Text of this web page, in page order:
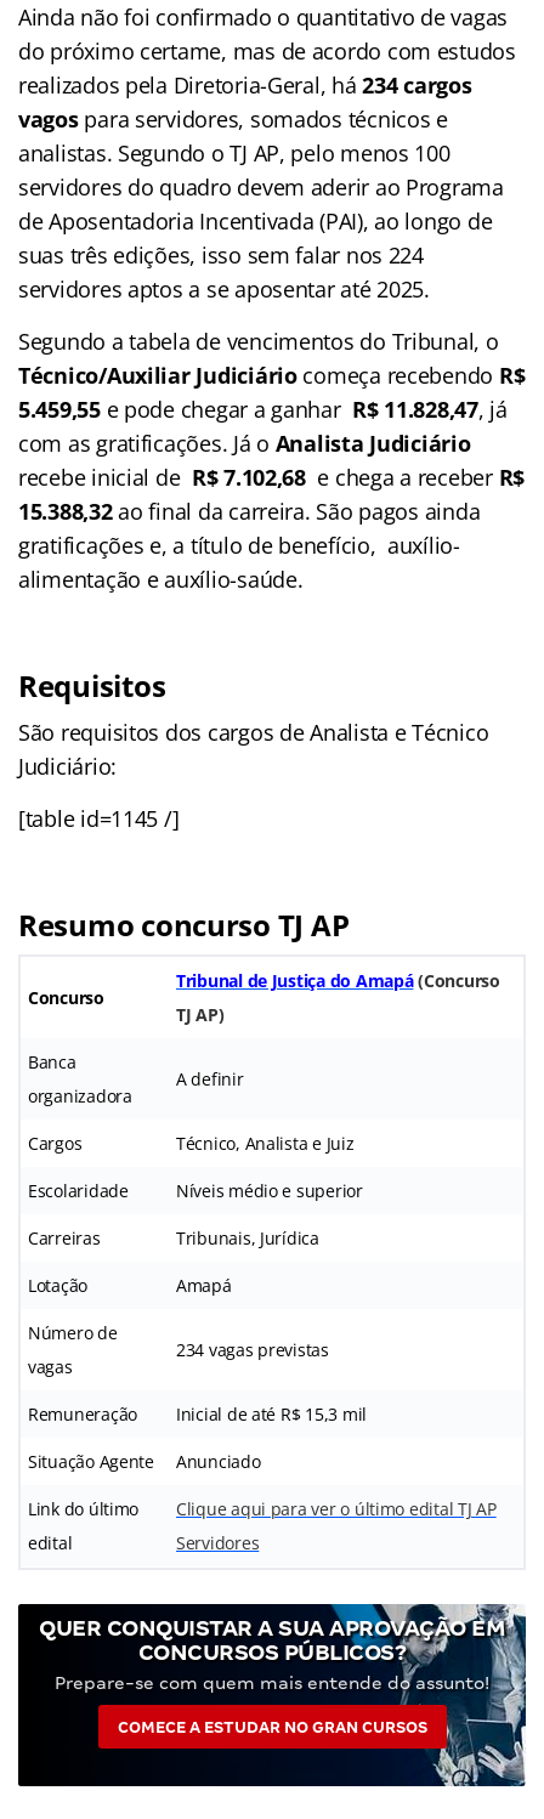
Ainda não foi confirmado o quantitativo de vagas
do próximo certame, mas de acordo com estudos
realizados pela Diretoria-Geral, há234 cargos
vagospara servidores, somados técnicos e
analistas. Segundo o TJ AP, pelo menos 100
servidores do quadro devem aderir ao Programa
de Aposentadoria Incentivada (PAI), ao longo de
suas três edições, isso sem falar nos 224
servidores aptos a se aposentar até 2025.
Segundo a tabela de vencimentos do Tribunal, o
Técnico/Auxiliar Judiciáriocomeça recebendo R$
5.459,55e pode chegar a ganhar R$ 11.828,47, já
com as gratificações. Já o Analista Judiciário
recebe inicial de R$ 7.102,68 e chega a receber R$
15.388,32ao final da carreira. São pagos ainda
gratificações e, a título de benefício, auxílio-
alimentação e auxílio-saúde.
Requisitos
São requisitos dos cargos de Analista e Técnico
Judiciário:
[table id=1145 /]
Resumo concurso TJ AP
Concurso
Tribunal de Justiça do Amapá(Concurso
TJ AP)
Banca
organizadora
A definir
Cargos Técnico, Analista e Juiz
Escolaridade Níveis médio e superior
Carreiras Tribunais, Jurídica
Lotação Amapá
Número de
vagas
234 vagas previstas
Remuneração Inicial de até R$ 15,3 mil
Situação Agente Anunciado
Link do último
edital
Clique aqui para ver o último edital TJ AP
Servidores
QUER CONQUISTAR A SUA APROVAÇÃO EM
CONCURSOS PÚBLICOS?
Prepare-se com quem mais entende do assunto!
COMECE A ESTUDAR NO GRAN CURSOS